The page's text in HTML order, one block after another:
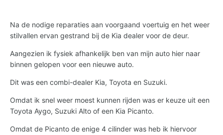
Na de nodige reparaties aan voorgaand voertuig en het weer
stilvallen ervan gestrand bij de Kia dealer voor de deur.
Aangezien ik fysiek afhankelijk ben van mijn auto hier naar
binnen gelopen voor een nieuwe auto.
Dit was een combi-dealer Kia, Toyota en Suzuki.
Omdat ik snel weer moest kunnen rijden was er keuze uit een
Toyota Aygo, Suzuki Alto of een Kia Picanto.
Omdat de Picanto de enige 4 cilinder was heb ik hiervoor